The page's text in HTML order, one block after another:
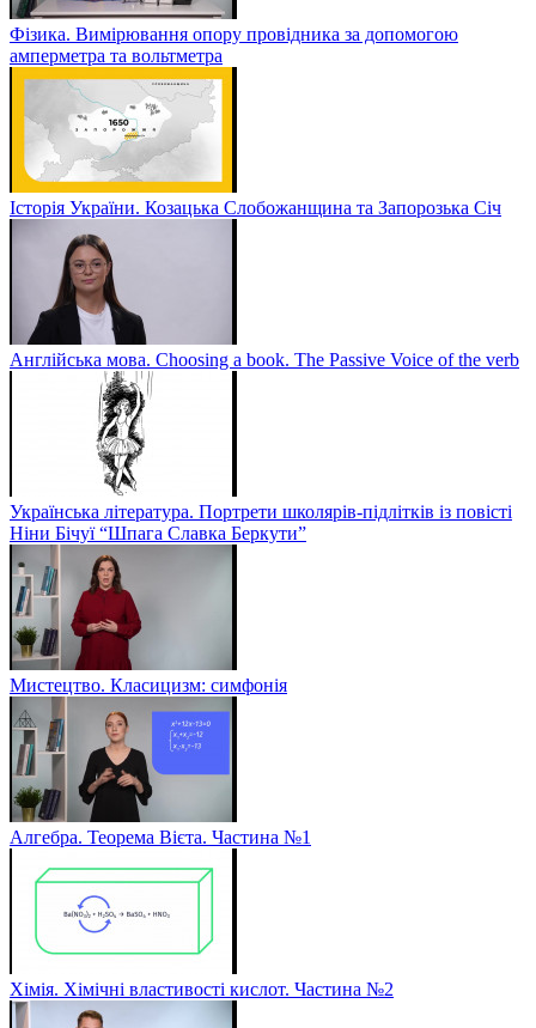
Фізика. Вимірювання опору провідника за допомогою
амперметра та вольтметра
Історія України. Козацька Слобожанщина та Запорозька Січ
Англійська мова. Choosing a book. The Passive Voice of the verb
Українська література. Портрети школярів-підлітків із повісті
Ніни Бічуї “Шпага Славка Беркути”
Мистецтво. Класицизм: симфонія
Алгебра. Теорема Вієта. Частина №1
Хімія. Хімічні властивості кислот. Частина №2